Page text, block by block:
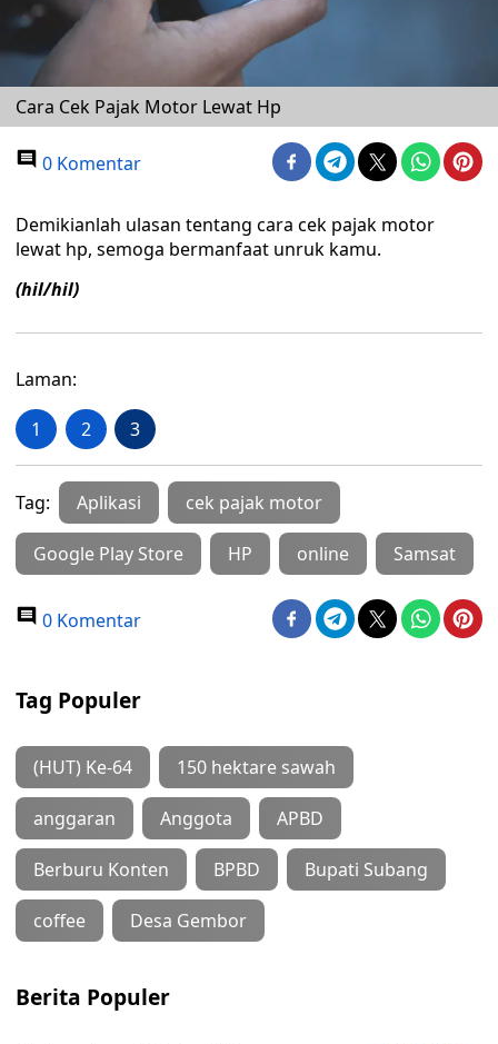
Cara Cek Pajak Motor Lewat Hp
0 Komentar
Demikianlah ulasan tentang cara cek pajak motor
lewat hp, semoga bermanfaat unruk kamu.
(hil/hil)
Laman:
1 2 3
Tag: Aplikasi cek pajak motor
Google Play Store HP online Samsat
0 Komentar
Tag Populer
(HUT) Ke-64 150 hektare sawah
anggaran Anggota APBD
Berburu Konten BPBD Bupati Subang
coffee Desa Gembor
Berita Populer